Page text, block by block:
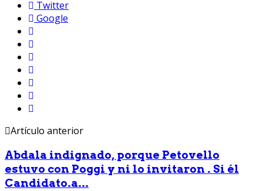
Twitter
Google
Artículo anterior
Abdala indignado, porque Petovello
estuvo con Poggi y ni lo invitaron . Si él
Candidato.a...